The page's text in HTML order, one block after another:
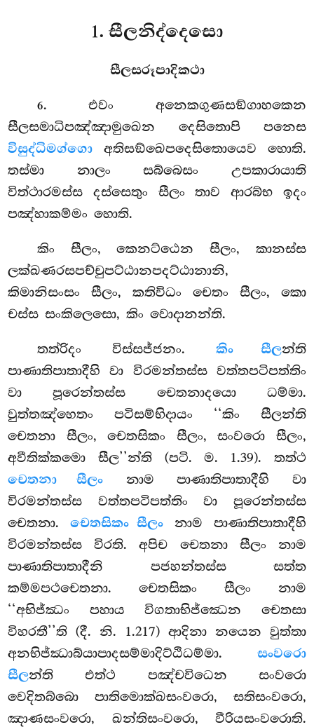
1. සීලනිද්දෙසො
සීලසරූපාදිකථා
6. එවං අනෙකගුණසඞ්ගාහකෙන
සීලසමාධිපඤ්ඤාමුඛෙන දෙසිතොපි පනෙස
විසුද්ධිමග්ගො අතිසඞ්ඛෙපදෙසිතොයෙව හොති.
තස්මා නාලං සබ්බෙසං උපකාරායාති
විත්ථාරමස්ස දස්සෙතුං සීලං තාව ආරබ්භ ඉදං
පඤ්හාකම්මං හොති.
කිං සීලං, කෙනට්ඨෙන සීලං, කානස්ස
ලක්ඛණරසපච්චුපට්ඨානපදට්ඨානානි,
කිමානිසංසං සීලං, කතිවිධං චෙතං සීලං, කො
චස්ස සංකිලෙසො, කිං වොදානන්ති.
තත්රිදං විස්සජ්ජනං. කිං සීලන්ති
පාණාතිපාතාදීහි වා විරමන්තස්ස වත්තපටිපත්තිං
වා පූරෙන්තස්ස චෙතනාදයො ධම්මා.
වුත්තඤ්හෙතං පටිසම්භිදායං ‘‘කිං සීලන්ති
චෙතනා සීලං, චෙතසිකං සීලං, සංවරො සීලං,
අවීතික්කමො සීල’’න්ති (පටි. ම. 1.39). තත්ථ
චෙතනා සීලංනාම පාණාතිපාතාදීහි වා
විරමන්තස්ස වත්තපටිපත්තිං වා පූරෙන්තස්ස
චෙතනා.චෙතසිකං සීලං නාම පාණාතිපාතාදීහි
විරමන්තස්ස විරති. අපිච චෙතනා සීලං නාම
පාණාතිපාතාදීනි පජහන්තස්ස සත්ත
කම්මපථචෙතනා. චෙතසිකං සීලං නාම
‘‘අභිජ්ඣං පහාය විගතාභිජ්ඣෙන චෙතසා
විහරතී’’ති (දී. නි. 1.217) ආදිනා නයෙන වුත්තා
අනභිජ්ඣාබ්යාපාදසම්මාදිට්ඨිධම්මා. සංවරො
සීලන්ති එත්ථ පඤ්චවිධෙන සංවරො
වෙදිතබ්බො පාතිමොක්ඛසංවරො, සතිසංවරො,
ඤාණසංවරො, ඛන්තිසංවරො, වීරියසංවරොති.